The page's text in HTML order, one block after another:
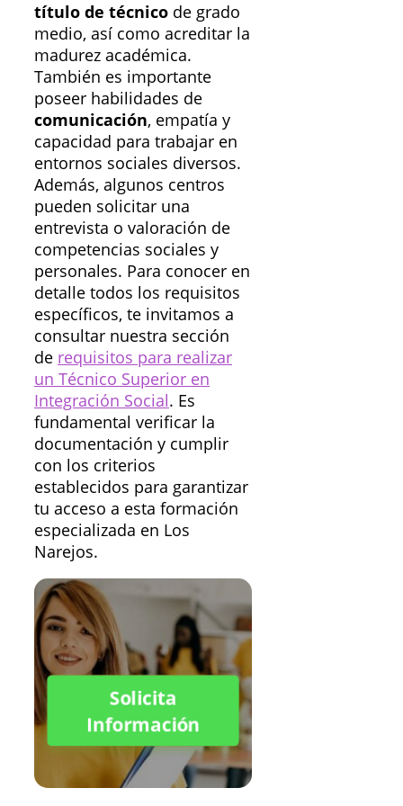
título de técnico de grado
medio, así como acreditar la
madurez académica.
También es importante
poseer habilidades de
comunicación, empatía y
capacidad para trabajar en
entornos sociales diversos.
Además, algunos centros
pueden solicitar una
entrevista o valoración de
competencias sociales y
personales. Para conocer en
detalle todos los requisitos
específicos, te invitamos a
consultar nuestra sección
de requisitos para realizar
un Técnico Superior en
Integración Social. Es
fundamental verificar la
documentación y cumplir
con los criterios
establecidos para garantizar
tu acceso a esta formación
especializada en Los
Narejos.
Solicita
Información